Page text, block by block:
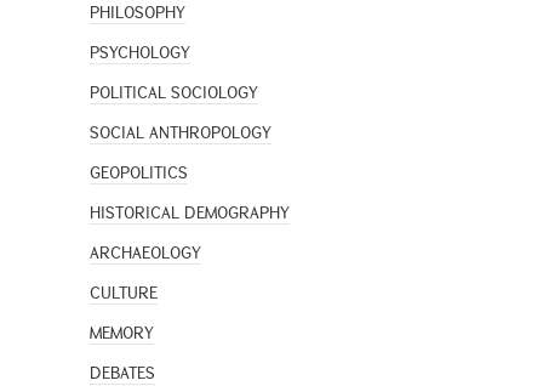
PHILOSOPHY
PSYCHOLOGY
POLITICAL SOCIOLOGY
SOCIAL ANTHROPOLOGY
GEOPOLITICS
HISTORICAL DEMOGRAPHY
ARCHAEOLOGY
CULTURE
MEMORY
DEBATES